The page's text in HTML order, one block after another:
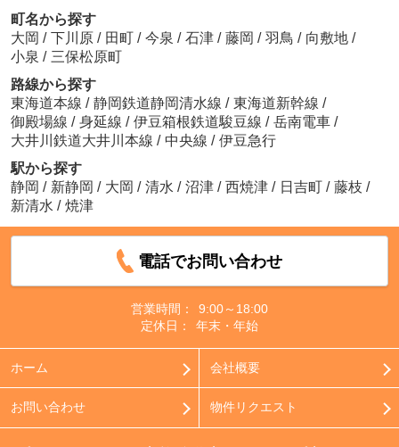
町名から探す
大岡 / 下川原 / 田町 / 今泉 / 石津 / 藤岡 / 羽鳥 / 向敷地 /
小泉 / 三保松原町
路線から探す
東海道本線 / 静岡鉄道静岡清水線 / 東海道新幹線 /
御殿場線 / 身延線 / 伊豆箱根鉄道駿豆線 / 岳南電車 /
大井川鉄道大井川本線 / 中央線 / 伊豆急行
駅から探す
静岡 / 新静岡 / 大岡 / 清水 / 沼津 / 西焼津 / 日吉町 / 藤枝 /
新清水 / 焼津
電話でお問い合わせ
営業時間：
9:00～18:00
定休日：
年末・年始
ホーム 会社概要
お問い合わせ 物件リクエスト